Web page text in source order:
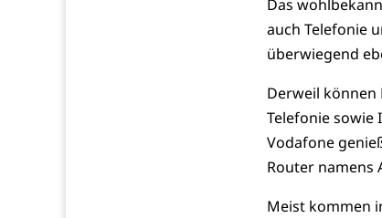
Das
auch Telefonie
überwiegend
Derweil können
Telefonie sowie
Vodafone
Router namens
Meist kommen